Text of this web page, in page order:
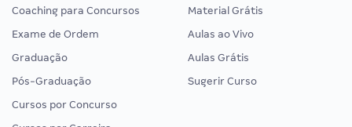
Coaching para Concursos
Exame de Ordem
Graduação
Pós-Graduação
Cursos por Concurso
Material Grátis
Aulas ao Vivo
Aulas Grátis
Sugerir Curso